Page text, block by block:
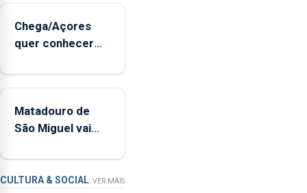
uma
harpa,
permitindo
reforçar
condições
de
Chega/Açores
quer conhecer
controlar a dívida
Matadouro de
São Miguel vai
requalificação
CULTURA & SOCIAL VER MAIS